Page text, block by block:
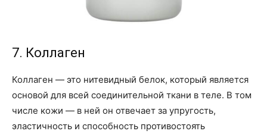
7. Коллаген
Коллаген — это нитевидный белок, который является
основой для всей соединительной ткани в теле. В том
числе кожи — в ней он отвечает за упругость,
эластичность и способность противостоять